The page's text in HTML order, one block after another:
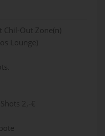
Chil-Out Zone(n)
Lounge)
2,-€